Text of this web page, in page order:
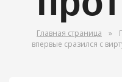
Главная страница »
впервые сразился с